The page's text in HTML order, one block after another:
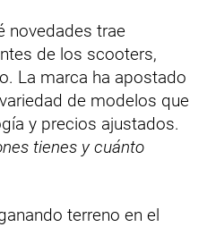
novedades trae
de los scooters,
La marca ha apostado
de modelos que
y precios ajustados.
tienes y cuánto
terreno en el